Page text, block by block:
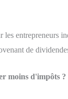
les entrepreneurs
de
moins d'impôts ?